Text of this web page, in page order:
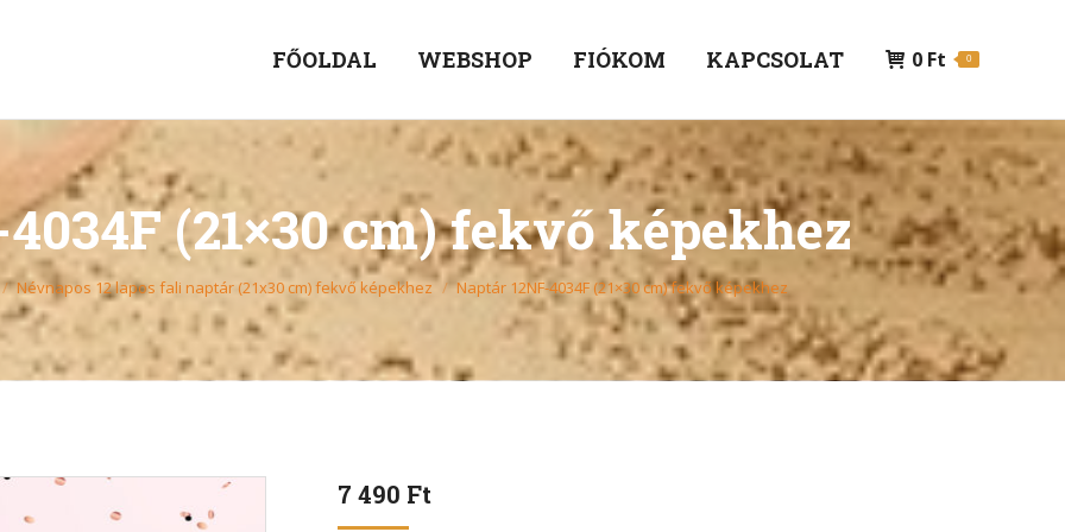
FŐOLDAL WEBSHOP FIÓKOM KAPCSOLAT 0 Ft 0
(21×30 cm) fekvő képekhez
Névnapos 12 lapos fali naptár (21x30 cm) fekvő képekhez Naptár 12NF-4034F (21×30 cm) fekvő képekhez
7 490 Ft